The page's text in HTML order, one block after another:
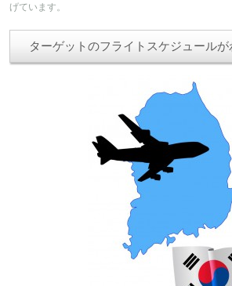
げています。
ターゲットのフライトスケジュール